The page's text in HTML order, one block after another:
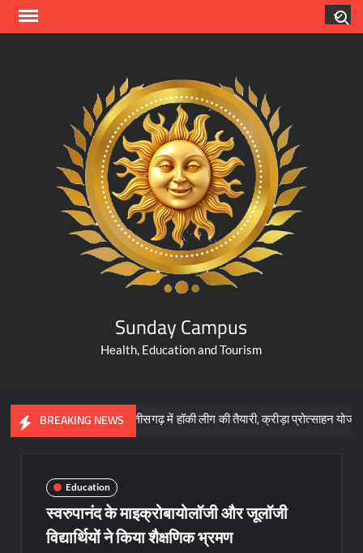
Skip
Sunday Campus
Health, Education and Tourism
BREAKING NEWS
छत्तीसगढ़ में हॉकी लीग की तैयारी, क्रीड़ा प्रोत्साहन योजना के लिए 57
Education
स्वरुपानंद के माइक्रोबायोलॉजी और जूलॉजी
विद्यार्थियों ने किया शैक्षणिक भ्रमण